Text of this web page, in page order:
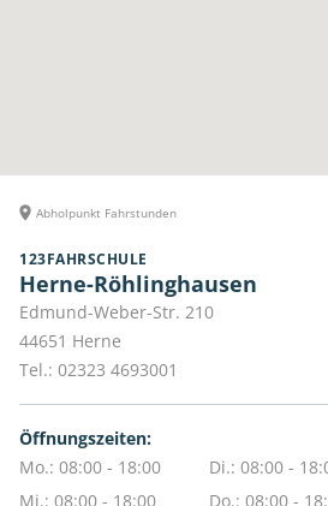
Abholpunkt Fahrstunden
123FAHRSCHULE
Herne-Röhlinghausen
Edmund-Weber-Str. 210
44651 Herne
Tel.: 02323 4693001
Öffnungszeiten:
Mo.: 08:00 - 18:00
Di.: 08:00 -
Mi.: 08:00 - 18:00
Do.: 08:00 -